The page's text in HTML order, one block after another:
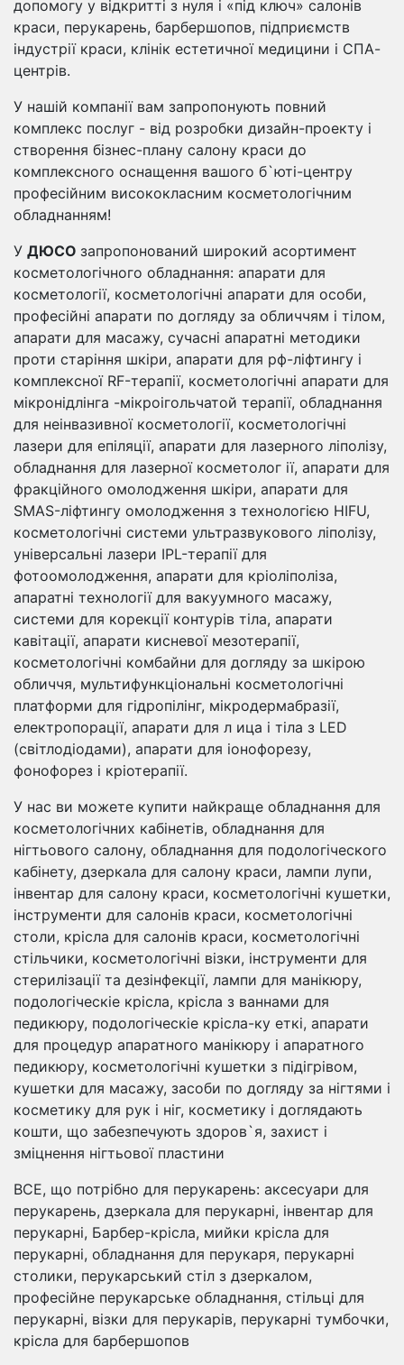
допомогу у відкритті з нуля і «під ключ» салонів
краси, перукарень, барбершопов, підприємств
індустрії краси, клінік естетичної медицини і СПА-
центрів.
У нашій компанії вам запропонують повний
комплекс послуг - від розробки дизайн-проекту і
створення бізнес-плану салону краси до
комплексного оснащення вашого б`юті-центру
професійним висококласним косметологічним
обладнанням!
У ДЮСО запропонований широкий асортимент
косметологічного обладнання: апарати для
косметології, косметологічні апарати для особи,
професійні апарати по догляду за обличчям і тілом,
апарати для масажу, сучасні апаратні методики
проти старіння шкіри, апарати для рф-ліфтингу і
комплексної RF-терапії, косметологічні апарати для
мікронідлінга -мікроігольчатой ​​терапії, обладнання
для неінвазивної косметології, косметологічні
лазери для епіляції, апарати для лазерного ліполізу,
обладнання для лазерної косметолог ії, апарати для
фракційного омолодження шкіри, апарати для
SMAS-ліфтингу омолодження з технологією HIFU,
косметологічні системи ультразвукового ліполізу,
універсальні лазери IPL-терапії для
фотоомолодження, апарати для кріоліполіза,
апаратні технології для вакуумного масажу,
системи для корекції контурів тіла, апарати
кавітації, апарати кисневої мезотерапії,
косметологічні комбайни для догляду за шкірою
обличчя, мультифункціональні косметологічні
платформи для гідропілінг, мікродермабразії,
електропорації, апарати для л ица і тіла з LED
(світлодіодами), апарати для іонофорезу,
фонофорез і кріотерапії.
У нас ви можете купити найкраще обладнання для
косметологічних кабінетів, обладнання для
нігтьового салону, обладнання для подологіческого
кабінету, дзеркала для салону краси, лампи лупи,
інвентар для салону краси, косметологічні кушетки,
інструменти для салонів краси, косметологічні
столи, крісла для салонів краси, косметологічні
стільчики, косметологічні візки, інструменти для
стерилізації та дезінфекції, лампи для манікюру,
подологіческіе крісла, крісла з ваннами для
педикюру, подологіческіе крісла-ку еткі, апарати
для процедур апаратного манікюру і апаратного
педикюру, косметологічні кушетки з підігрівом,
кушетки для масажу, засоби по догляду за нігтями і
косметику для рук і ніг, косметику і доглядають
кошти, що забезпечують здоров`я, захист і
зміцнення нігтьової пластини
ВСЕ, що потрібно для перукарень: аксесуари для
перукарень, дзеркала для перукарні, інвентар для
перукарні, Барбер-крісла, мийки крісла для
перукарні, обладнання для перукаря, перукарні
столики, перукарський стіл з дзеркалом,
професійне перукарське обладнання, стільці для
перукарні, візки для перукарів, перукарні тумбочки,
крісла для барбершопов